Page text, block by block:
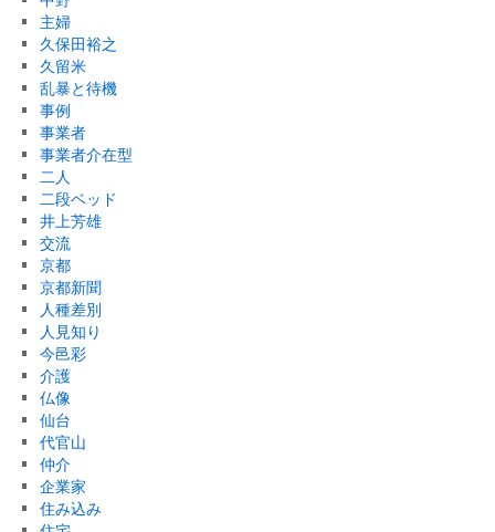
主婦
久保田裕之
久留米
乱暴と待機
事例
事業者
事業者介在型
二人
二段ベッド
井上芳雄
交流
京都
京都新聞
人種差別
人見知り
今邑彩
介護
仏像
仙台
代官山
仲介
企業家
住み込み